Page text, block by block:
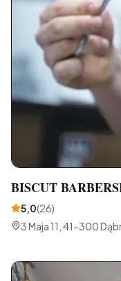
BISCUT
5,0(26)
3 Maja 11, 41-300